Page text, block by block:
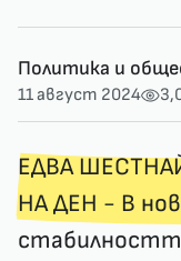
Политика и
11 август 2024
ЕДВА
НА ДЕН - В